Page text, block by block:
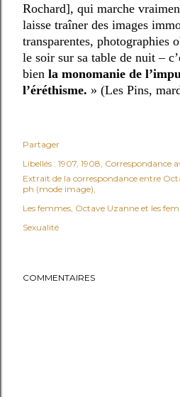
Rochard], qui marche
laisse traîner des images
transparentes, photographies
le soir sur sa table de nuit –
bien la monomanie de
l’éréthisme. » (Les Pins,
Partager
Libellés : 1907 1908 Correspondance
Extrait de la correspondance entre
ph (mode image)
Les femmes Octave Uzanne et les
Sexualité
COMMENTAIRES